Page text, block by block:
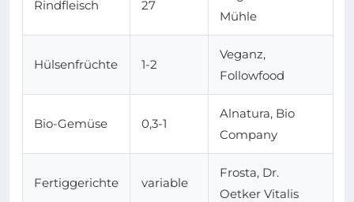
Rindfleisch 27
Mühle
Hülsenfrüchte 1-2
Veganz,
Followfood
Bio-Gemüse 0,3-1
Alnatura, Bio
Company
Fertiggerichte variable
Frosta, Dr.
Oetker Vitalis